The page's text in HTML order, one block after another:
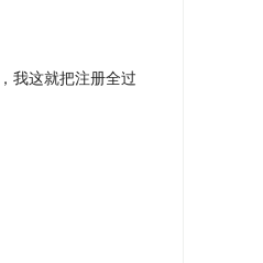
我这就把注册全过